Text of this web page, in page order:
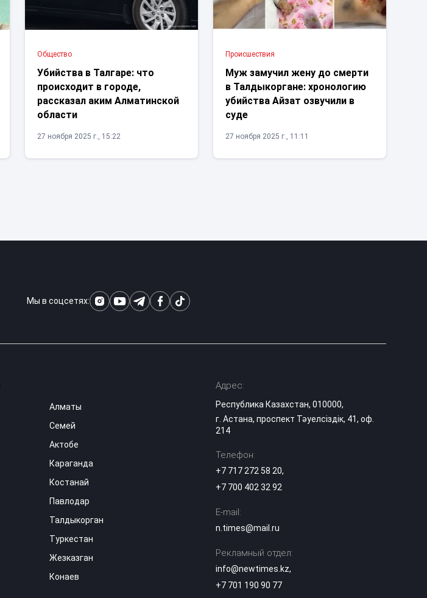
Общество
Убийства в Талгаре: что
происходит в городе,
рассказал аким Алматинской
области
27 ноября 2025 г., 15:22
Проиcшествия
Муж замучил жену до смерти
в Талдыкоргане: хронологию
убийства Айзат озвучили в
суде
27 ноября 2025 г., 11:11
Мы в соцсетях:
Алматы
Семей
Актобе
Караганда
Костанай
Павлодар
Талдыкорган
Туркестан
Жезказган
Конаев
Адрес:
Республика Казахстан, 010000,
г. Астана, проспект Тәуелсіздік, 41, оф.
214
Телефон:
+7 717 272 58 20,
+7 700 402 32 92
E-mail:
n.times@mail.ru
Рекламный отдел:
info@newtimes.kz,
+7 701 190 90 77